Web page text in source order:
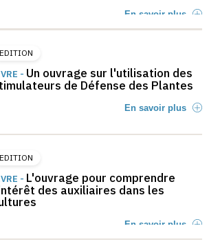
En savoir plus
EDITION
- Un ouvrage sur l'utilisation des
de Défense des Plantes
En savoir plus
EDITION
- L'ouvrage pour comprendre
des auxiliaires dans les
En savoir plus